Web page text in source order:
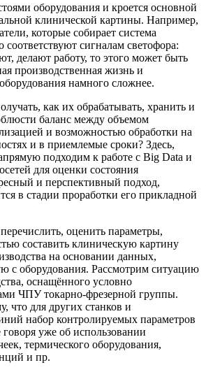
оборудования и кроется основной
клинической картины. Например,
которые собирает система
сигналам светофора:
делают работу, то этого может быть
производственная жизнь и
намного сложнее.
как их обрабатывать, хранить и
баланс между объемом
и возможностью обработки на
и в приемлемые сроки? Здесь,
подходим к работе с Big Data и
для оценки состояния
и перспективный подход,
в стадии проработки его прикладной
оценить параметры,
составить клиническую картину
на основании данных,
с оборудования. Рассмотрим ситуацию
оснащённого условно
ЧПУ токарно-фрезерной группы.
что для других станков и
набор контролируемых параметров
уже об использовании
термического оборудования,
и пр.